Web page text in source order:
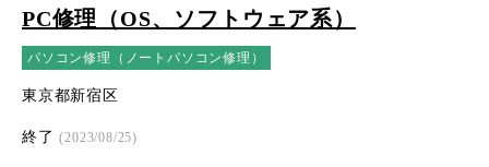
PC修理（OS、ソフトウェア系）
パソコン修理（ノートパソコン修理）
東京都新宿区
終了(2023/08/25)